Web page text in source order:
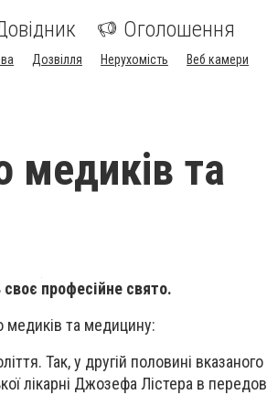
Оголошення
Дозвілля Нерухомість Веб камери
медиків та
професійне свято.
медиків та медицину:
Так, у другій половині вказаного
лікарні Джозефа Лістера в